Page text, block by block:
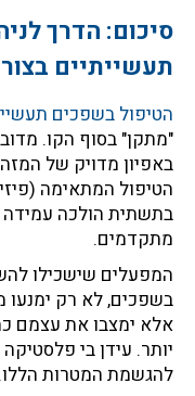
סיכום: הדרך
תעשייתיים
הטיפול בשפכים
"מתקן" בסוף הקו.
באפיון מדויק של
הטיפול המתאימה
בתשתית הולכה עמידה
מתקדמים.
המפעלים שישכילו
בשפכים, לא רק ימנעו
אלא ימצבו את עצמם
יותר. עידן בי
להגשמת המטרות הללו.